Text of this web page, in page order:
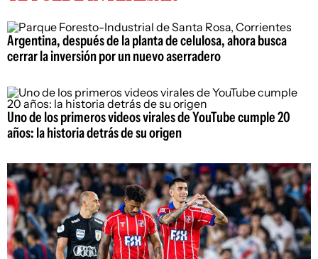
Argentina, después de la planta de celulosa, ahora busca
cerrar la inversión por un nuevo aserradero
Uno de los primeros videos virales de YouTube cumple 20
años: la historia detrás de su origen